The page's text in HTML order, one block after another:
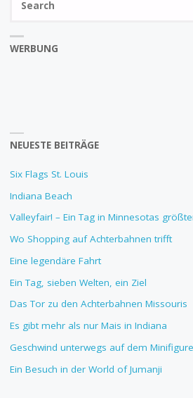
WERBUNG
NEUESTE BEITRÄGE
Six Flags St. Louis
Indiana Beach
Valleyfair! – Ein Tag in Minnesotas
Wo Shopping auf Achterbahnen trifft
Eine legendäre Fahrt
Ein Tag, sieben Welten, ein Ziel
Das Tor zu den Achterbahnen Missouris
Es gibt mehr als nur Mais in Indiana
Geschwind unterwegs auf dem
Ein Besuch in der World of Jumanji